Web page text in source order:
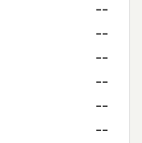
--
--
--
--
--
--